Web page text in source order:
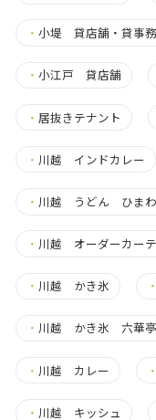
・ 小堤 貸店舗・貸事
・ 小江戸 貸店舗
・ 居抜きテナント
・ 川越 インドカレー
・ 川越 うどん ひまわ
・ 川越 オーダーカー
・ 川越 かき氷 ・
・ 川越 かき氷 六華亭
・ 川越 カレー ・
・ 川越 キッシュ